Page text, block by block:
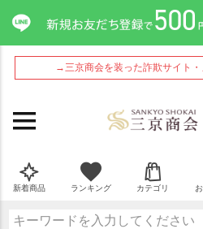
→三京商会を装った詐欺サイト
新着商品 ランキング カテゴリ